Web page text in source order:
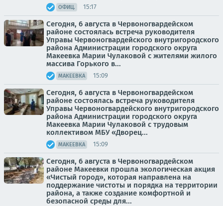
ОФИЦ. 15:17
Сегодня, 6 августа в Червоногвардейском
районе состоялась встреча руководителя
Управы Червоногвардейского внутригородского
района Администрации городского округа
Макеевка Марии Чулаковой с жителями жилого
массива Горького в...
МАКЕЕВКА 15:09
Сегодня, 6 августа в Червоногвардейском
районе состоялась встреча руководителя
Управы Червоногвардейского внутригородского
района Администрации городского округа
Макеевка Марии Чулаковой с трудовым
коллективом МБУ «Дворец...
МАКЕЕВКА 15:09
Сегодня, 6 августа в Червоногвардейском
районе Макеевки прошла экологическая акция
«Чистый город», которая направлена на
поддержание чистоты и порядка на территории
района, а также создание комфортной и
безопасной среды для...